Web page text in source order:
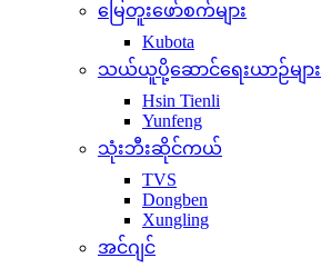
မြေတူးဖော်စက်များ
Kubota
သယ်ယူပို့ဆောင်ရေးယာဉ်များ
Hsin Tienli
Yunfeng
သုံးဘီးဆိုင်ကယ်
TVS
Dongben
Xungling
အင်ဂျင်